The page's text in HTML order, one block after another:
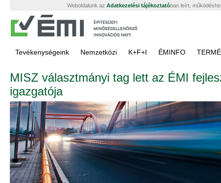
Weboldalunk az Adatkezelési tájékoztatóban leírt,
Tevékenységeink Nemzetközi K+F+I ÉMINFO
MISZ választmányi tag lett az ÉMI
igazgatója